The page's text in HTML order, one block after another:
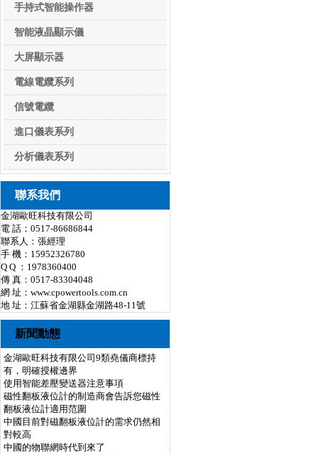
手持式智能操作器
智能液晶顯示儀
大屏顯示器
電線電纜系列
電線電纜系列
信號電纜
進口儀表系列
進口儀表系列
分析儀表系列
分析儀表系列
聯系我們
金湖歐旺科技有限公司
電 話：0517-86686844
聯系人：張經理
手 機：15952326780
Q Q ：1978360400
傳 真：0517-83304048
網 址： www.cpowertools.com.cn
地 址：江蘇省金湖縣金湖路48-11號
新聞動態
金湖歐旺科技有限公司9類堯儀商標持
有，明確授權邊界
使用智能差壓變送器注意事項
磁性翻板液位計的制造商會告訴您磁性
翻板液位計適用范圍
中國目前對磁翻板液位計的需求仍然相
對較高
中國的物聯網時代到來了